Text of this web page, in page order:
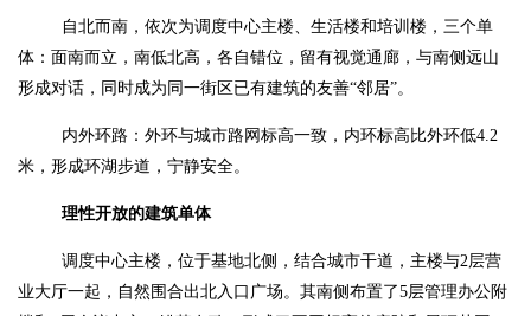
自北而南，依次为调度中心主楼、生活楼和培训楼，三个单
体：面南而立，南低北高，各自错位，留有视觉通廊，与南侧远山
形成对话，同时成为同一街区已有建筑的友善“邻居”。
内外环路：外环与城市路网标高一致，内环标高比外环低4.2
米，形成环湖步道，宁静安全。
理性开放的建筑单体
调度中心主楼，位于基地北侧，结合城市干道，主楼与2层营
业大厅一起，自然围合出北入口广场。其南侧布置了5层管理办公附